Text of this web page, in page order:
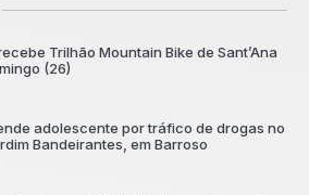
Trilhão Mountain Bike de Sant’Ana
(26)
adolescente por tráfico de drogas no
Bandeirantes, em Barroso